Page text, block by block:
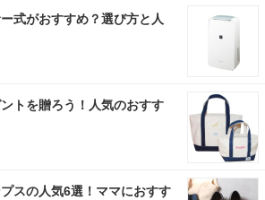
式がおすすめ？選び方と人
トを贈ろう！人気のおすす
スの人気6選！ママにおすす